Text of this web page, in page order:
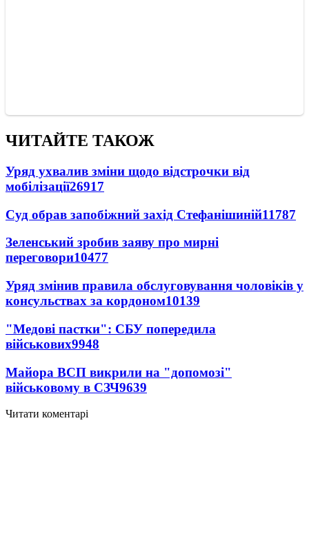
ЧИТАЙТЕ ТАКОЖ
Уряд ухвалив зміни щодо відстрочки від
мобілізації26917
Суд обрав запобіжний захід Стефанішиній11787
Зеленський зробив заяву про мирні
переговори10477
Уряд змінив правила обслуговування чоловіків у
консульствах за кордоном10139
"Медові пастки": СБУ попередила
військових9948
Майора ВСП викрили на "допомозі"
військовому в СЗЧ9639
Читати коментарі